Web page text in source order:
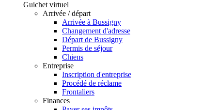
Guichet virtuel
Arrivée / départ
Arrivée à Bussigny
Changement d'adresse
Départ de Bussigny
Permis de séjour
Chiens
Entreprise
Inscription d'entreprise
Procédé de réclame
Frontaliers
Finances